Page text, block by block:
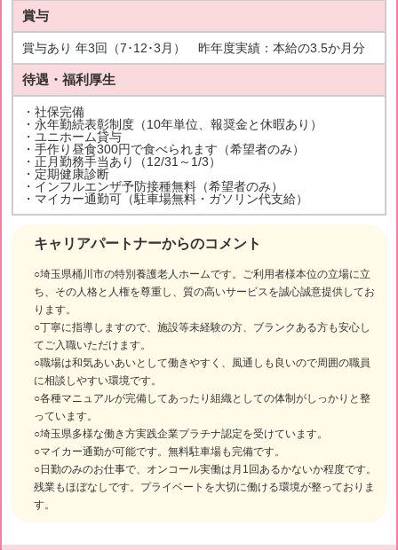
キャリアパートナーからのコメント
○埼玉県桶川市の特別養護老人ホームです。ご利用者様本位の立場に立
ち、その人格と人権を尊重し、質の高いサービスを誠心誠意提供してお
ります。
○丁寧に指導しますので、施設等未経験の方、ブランクある方も安心し
てご入職いただけます。
○職場は和気あいあいとして働きやすく、風通しも良いので周囲の職員
に相談しやすい環境です。
○各種マニュアルが完備してあったり組織としての体制がしっかりと整
っています。
○埼玉県多様な働き方実践企業プラチナ認定を受けています。
○マイカー通勤が可能です。無料駐車場も完備です。
○日勤のみのお仕事で、オンコール実働は月1回あるかないか程度です。
残業もほぼなしです。プライベートを大切に働ける環境が整っておりま
す。
賞与
賞与あり 年3回（7･12･3月） 昨年度実績：本給の3.5か月分
待遇・福利厚生
・社保完備
・永年勤続表彰制度（10年単位、報奨金と休暇あり）
・ユニホーム貸与
・手作り昼食300円で食べられます（希望者のみ）
・正月勤務手当あり（12/31～1/3）
・定期健康診断
・インフルエンザ予防接種無料（希望者のみ）
・マイカー通勤可（駐車場無料・ガソリン代支給）